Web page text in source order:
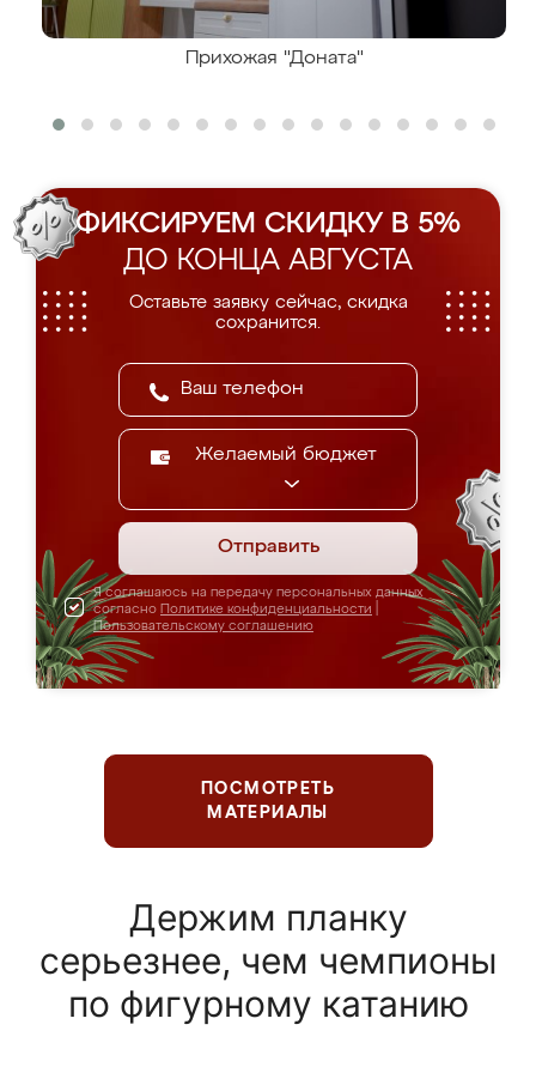
Прихожая "Доната"
ФИКСИРУЕМ СКИДКУ В 5%
ДО КОНЦА АВГУСТА
Оставьте заявку сейчас, скидка
сохранится.
Желаемый бюджет
Отправить
Я соглашаюсь на передачу персональных данных
согласно Политике конфиденциальности
Пользовательскому соглашению
ПОСМОТРЕТЬ
МАТЕРИАЛЫ
Держим планку
серьезнее, чем чемпионы
по фигурному катанию